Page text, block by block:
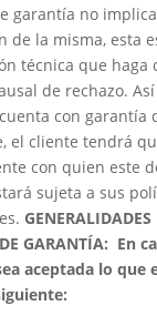
garantía no
de la misma, esta
técnica que haga
de rechazo.
con garantía
el cliente tendrá
con quien este
sujeta a sus
GENERALIDADES
GARANTÍA: En
aceptada lo que